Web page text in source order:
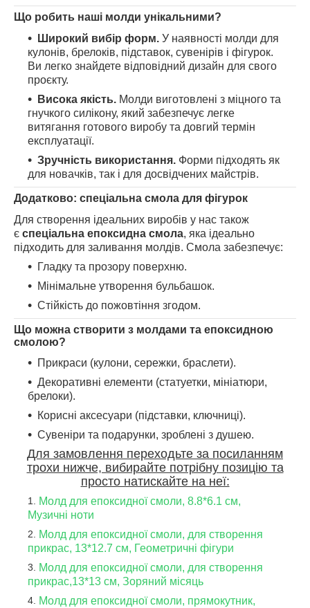
Що робить наші молди унікальними?
Широкий вибір форм. У наявності молди для
кулонів, брелоків, підставок, сувенірів і фігурок.
Ви легко знайдете відповідний дизайн для свого
проєкту.
Висока якість. Молди виготовлені з міцного та
гнучкого силікону, який забезпечує легке
витягання готового виробу та довгий термін
експлуатації.
Зручність використання. Форми підходять як
для новачків, так і для досвідчених майстрів.
Додатково: спеціальна смола для фігурок
Для створення ідеальних виробів у нас також
є спеціальна епоксидна смола, яка ідеально
підходить для заливання молдів. Смола забезпечує:
Гладку та прозору поверхню.
Мінімальне утворення бульбашок.
Стійкість до пожовтіння згодом.
Що можна створити з молдами та епоксидною
смолою?
Прикраси (кулони, сережки, браслети).
Декоративні елементи (статуетки, мініатюри,
брелоки).
Корисні аксесуари (підставки, ключниці).
Сувеніри та подарунки, зроблені з душею.
Для замовлення переходьте за посиланням
трохи нижче, вибирайте потрібну позицію та
просто натискайте на неї:
Молд для епоксидної смоли, 8.8*6.1 см,
Музичні ноти
Молд для епоксидної смоли, для створення
прикрас, 13*12.7 см, Геометричні фігури
Молд для епоксидної смоли, для створення
прикрас,13*13 см, Зоряний місяць
Молд для епоксидної смоли, прямокутник,